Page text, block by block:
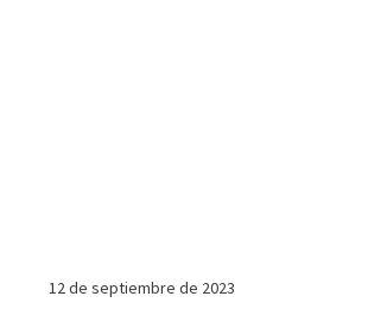
12 de septiembre de 2023